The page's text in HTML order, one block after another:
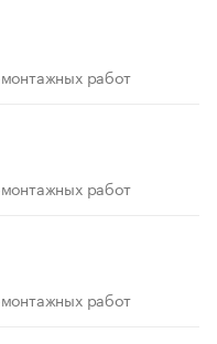
работ
работ
работ